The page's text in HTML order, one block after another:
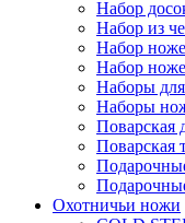
Набор
Набор из
Набор
Набор
Наборы для
Наборы
Поварская
Поварская
Охотничьи ножи